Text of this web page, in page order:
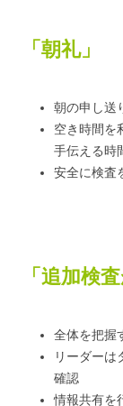
「朝礼」
朝の申し送
空き時間を
手伝える時
安全に検査
「追加検
全体を把握
リーダーは
確認
情報共有を